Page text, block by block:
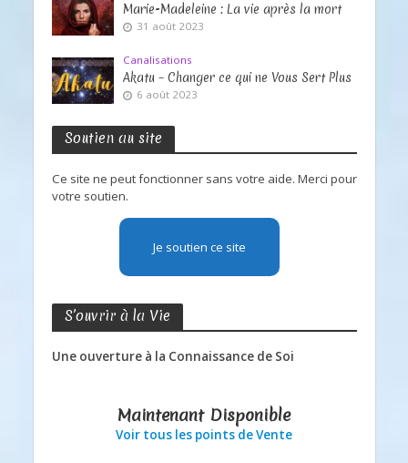
Marie-Madeleine : La vie après la mort
31 août 2023
Canalisations
Akatu – Changer ce qui ne Vous Sert Plus
6 août 2023
Soutien au site
Ce site ne peut fonctionner sans votre aide. Merci pour
votre soutien.
Je soutien ce site
S’ouvrir à la Vie
Une ouverture à la Connaissance de Soi
Maintenant Disponible
Voir tous les points de Vente